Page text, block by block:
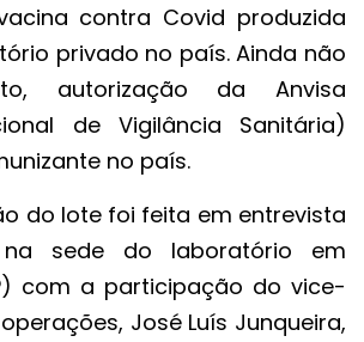
contra Covid produzida
privado no país. Ainda não
autorização da Anvisa
de Vigilância Sanitária)
no país.
do lote foi feita em entrevista
sede do laboratório em
com a participação do vice-
José Luís Junqueira,